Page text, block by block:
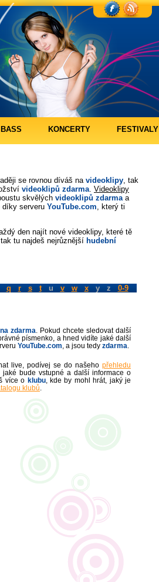
KONCERTY FESTIVALY
se rovnou díváš na videoklipy, tak
videoklipů zdarma. Videoklipy
skvělých videoklipů zdarmaa
díky serveru YouTube.com, který ti
den najít nové videoklipy, které tě
tu najdeš nejrůznější hudební
q r s tu v w xy z 0-9
zdarma . Pokud chcete sledovat další
písmenko, a hned vidíte jaké další
YouTube.com , a jsou tedy zdarma
live, podívej se do našeho přehledu
bude vstupné a další informace o
více o klubu, kde by mohl hrát, jaký je
klubů